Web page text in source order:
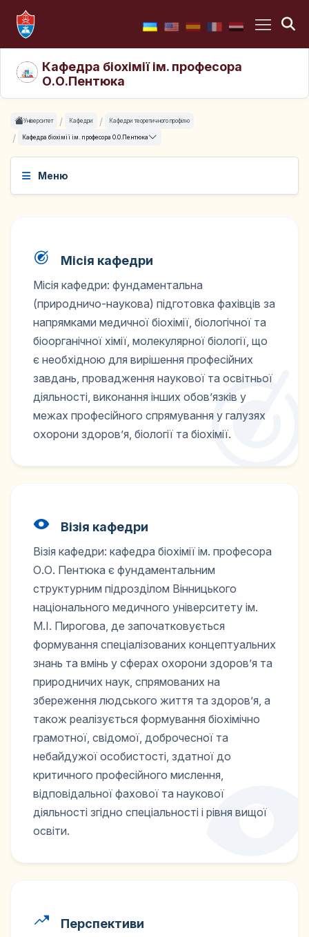
Кафедра біохімії ім. професора
О.О.Пентюка
Університет Кафедри Кафедри теоретичного профілю
Кафедра біохімії ім. професора О.О.Пентюка
Меню
Місія кафедри
Місія кафедри: фундаментальна
(природничо-наукова) підготовка фахівців за
напрямками медичної біохімії, біологічної та
біоорганічної хімії, молекулярної біології, що
є необхідною для вирішення професійних
завдань, провадження наукової та освітньої
діяльності, виконання інших обов’язків у
межах професійного спрямування у галузях
охорони здоров’я, біології та біохімії.
Візія кафедри
Візія кафедри: кафедра біохімії ім. професора
О.О. Пентюка є фундаментальним
структурним підрозділом Вінницького
національного медичного університету ім.
М.І. Пирогова, де започатковується
формування спеціалізованих концептуальних
знань та вмінь у сферах охорони здоров’я та
природничих наук, спрямованих на
збереження людського життя та здоров’я, а
також реалізується формування біохімічно
грамотної, свідомої, доброчесної та
небайдужої особистості, здатної до
критичного професійного мислення,
відповідальної фахової та наукової
діяльності згідно спеціальності і рівня вищої
освіти.
Перспективи